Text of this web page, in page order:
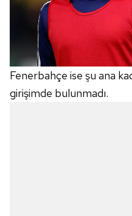
Fenerbahçe ise şu ana
girişimde bulunmadı.